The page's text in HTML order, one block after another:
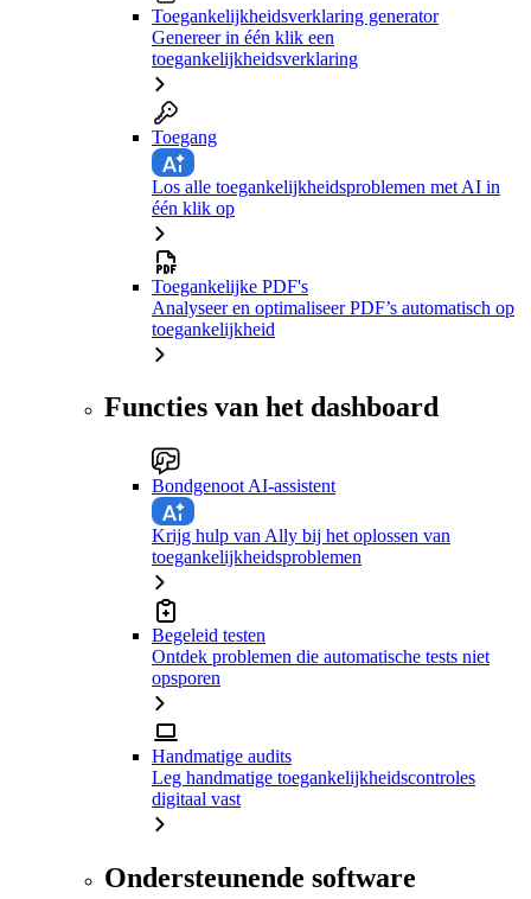
Toegankelijkheidsverklaring generator
Genereer in één klik een
toegankelijkheidsverklaring
Toegang
Los alle toegankelijkheidsproblemen met AI in
één klik op
Toegankelijke PDF's
Analyseer en optimaliseer PDF’s automatisch op
toegankelijkheid
Functies van het dashboard
Bondgenoot AI-assistent
Krijg hulp van Ally bij het oplossen van
toegankelijkheidsproblemen
Begeleid testen
Ontdek problemen die automatische tests niet
opsporen
Handmatige audits
Leg handmatige toegankelijkheidscontroles
digitaal vast
Ondersteunende software